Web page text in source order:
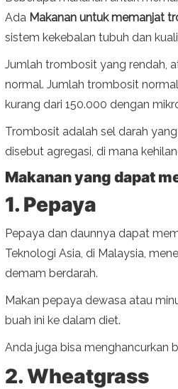
Ada Makanan untuk memanjat
sistem kekebalan tubuh dan
Jumlah trombosit yang rendah,
normal. Jumlah trombosit
kurang dari 150.000 dengan
Trombosit adalah sel darah
disebut agregasi, di mana
Makanan yang dapat
1. Pepaya
Pepaya dan daunnya dapat
Teknologi Asia, di Malaysia,
demam berdarah.
Makan pepaya dewasa atau
buah ini ke dalam diet.
Anda juga bisa menghancurkan
2. Wheatgrass